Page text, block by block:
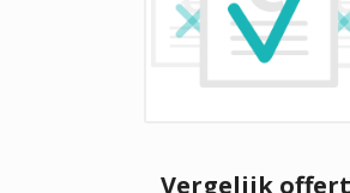
Vergelijk